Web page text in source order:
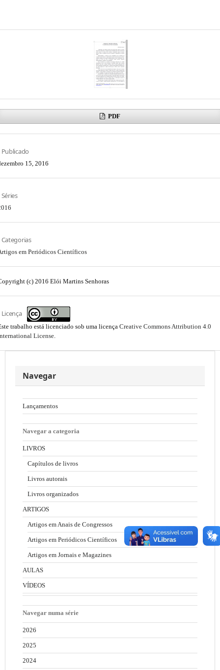
PDF
Publicado
15, 2016
Séries
Categorias
em Periódicos Científicos
(c) 2016 Elói Martins Senhoras
Licença
trabalho está licenciado sob uma licença Creative Commons Attribution 4.0
License.
Navegar
Lançamentos
Navegar a categoria
LIVROS
Capítulos de livros
Livros autorais
Livros organizados
ARTIGOS
Artigos em Anais de Congressos
Artigos em Periódicos Científicos
Artigos em Jornais e Magazines
AULAS
VÍDEOS
Navegar numa série
2026
2025
2024